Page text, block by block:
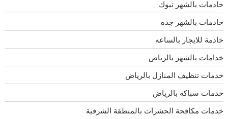
خادمات بالشهر تبوك
خادمات بالشهر جده
خادمة للايجار بالساعه
خدامات بالشهر بالرياض
خدمات تنظيف المنازل بالرياض
خدمات سباكه بالرياض
خدمات مكافحة الحشرات بالمنطقة الشرقية